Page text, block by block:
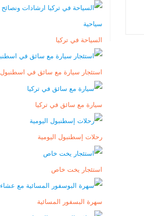
السياحة في تركيا
استئجار سيارة مع سائق في اسطنبول
سيارة مع سائق في تركيا
رحلات إسطنبول اليومية
استئجار يخت خاص
سهرة البسفور المسائية